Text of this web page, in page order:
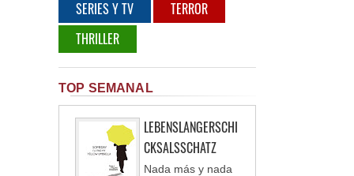
SERIES Y TV
TERROR
THRILLER
TOP SEMANAL
LEBENSLANGERSCHI
CKSALSSCHATZ
Nada más y nada